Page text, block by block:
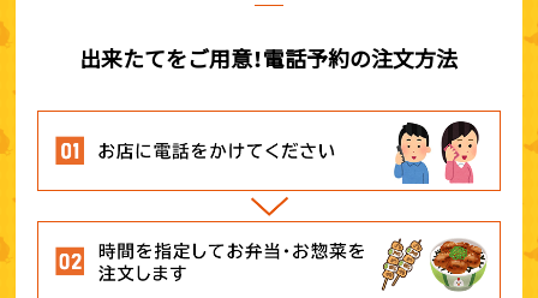
出来たてをご用意！電話予約の注文方法